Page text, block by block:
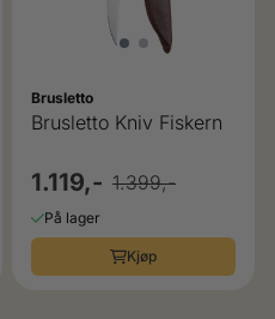
Brusletto
Brusletto Kniv Fiskern
1.119,- 1.399,-
På lager
Kjøp